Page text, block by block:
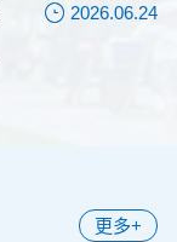
2026.06.24
2022.01.13
2026.06.15
2026.05.26
2024.10.24
2024.06.28
更多+